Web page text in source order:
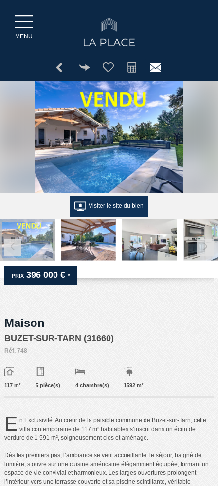
MENU
Visiter le site du bien
PRIX396 000 € *
Maison
BUZET-SUR-TARN (31660)
Réf. 748
117 m² 5 pièce(s) 4 chambre(s) 1592 m²
E n Exclusivité: Au cœur de la paisible commune de Buzet-sur-Tarn, cette
villa contemporaine de 117 m² habitables s’inscrit dans un écrin de
verdure de 1 591 m², soigneusement clos et aménagé.
Dès les premiers pas, l’ambiance se veut accueillante. le séjour, baigné de
lumière, s’ouvre sur une cuisine américaine élégamment équipée, formant un
espace de vie convivial et harmonieux. Les larges ouvertures prolongent
l’intérieur vers une terrasse couverte et sa piscine scintillante, véritable